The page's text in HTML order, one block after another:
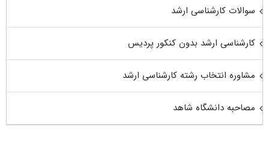
سوالات کارشناسی ارشد
کارشناسی ارشد بدون کنکور پردیس
مشاوره انتخاب رشته کارشناسی ارشد
مصاحبه دانشگاه شاهد